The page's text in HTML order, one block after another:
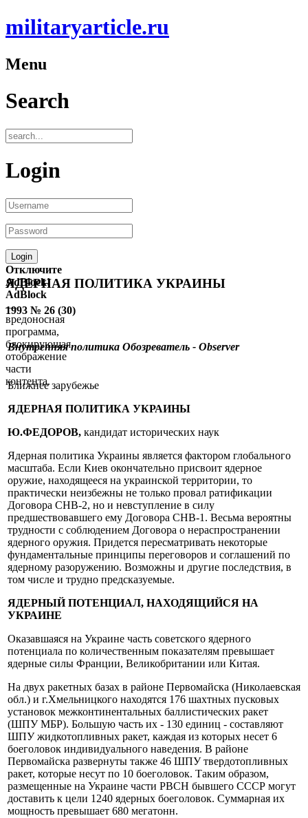
militaryarticle.ru
Menu
Search
Login
Отключите
AdBlock!
AdBlock
—
вредоносная
программа,
блокирующая
отображение
части
контента.
ЯДЕРНАЯ ПОЛИТИКА УКРАИНЫ
1993 № 26 (30)
Внутренняя политика Обозреватель - Observer
Ближнее зарубежье
ЯДЕРНАЯ ПОЛИТИКА УКРАИНЫ
Ю.ФЕДОРОВ, кандидат исторических наук
Ядерная политика Украины является фактором глобального
масштаба. Если Киев окончательно присвоит ядерное
оружие, находящееся на украинской территории, то
практически неизбежны не только провал ратификации
Договора СНВ-2, но и невступление в силу
предшествовавшего ему Договора СНВ-1. Весьма вероятны
трудности с соблюдением Договора о нераспространении
ядерного оружия. Придется пересматривать некоторые
фундаментальные принципы переговоров и соглашений по
ядерному разоружению. Возможны и другие последствия, в
том числе и трудно предсказуемые.
ЯДЕРНЫЙ ПОТЕНЦИАЛ, НАХОДЯЩИЙСЯ НА
УКРАИНЕ
Оказавшаяся на Украине часть советского ядерного
потенциала по количественным показателям превышает
ядерные силы Франции, Великобритании или Китая.
На двух ракетных базах в районе Первомайска (Николаевская
обл.) и г.Хмельницкого находятся 176 шахтных пусковых
установок межконтинентальных баллистических ракет
(ШПУ МБР). Большую часть их - 130 единиц - составляют
ШПУ жидкотопливных ракет, каждая из которых несет 6
боеголовок индивидуального наведения. В районе
Первомайска развернуты также 46 ШПУ твердотопливных
ракет, которые несут по 10 боеголовок. Таким образом,
размещенные на Украине части РВСН бывшего СССР могут
доставить к цели 1240 ядерных боеголовок. Суммарная их
мощность превышает 680 мегатонн.